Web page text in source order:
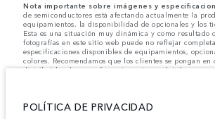
Nota importante sobre imágenes y
de semiconductores está afectando actualmente la
equipamientos, la disponibilidad de opcionales y los
Esta es una situación muy dinámica y como resultado
fotografías en este sitio web puede no reflejar
especificaciones disponibles de equipamientos,
colores. Recomendamos que los clientes se pongan en
distribuidor de su preferencia, quien podrá dar a
Jaguar Land Rover Limited busca constantemente
POLÍTICA DE PRIVACIDAD